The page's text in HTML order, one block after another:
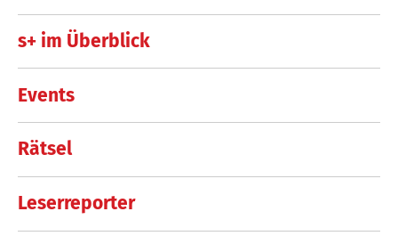
s+ im Überblick
Events
Rätsel
Leserreporter